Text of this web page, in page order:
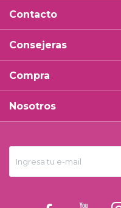
Contacto
Consejeras
Compra
Nosotros